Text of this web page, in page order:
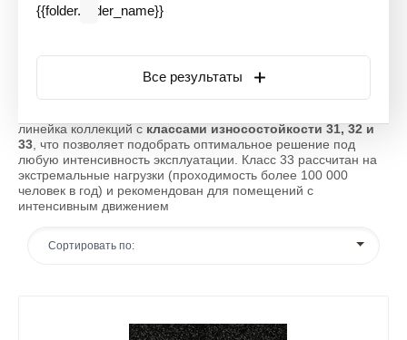
{{folder.folder_name}}
Все результаты
премиального сегмента, производимое в Нидерландах на
высокой и средней проходимостью: офисов, бизнес-центров,
гостиниц, ресторанов, торговых центров, кинотеатров и
линейка коллекций с классами износостойкости 31, 32 и
33 , что позволяет подобрать оптимальное решение под
любую интенсивность эксплуатации. Класс 33 рассчитан на
экстремальные нагрузки (проходимость более 100 000
человек в год) и рекомендован для помещений с
интенсивным движением
Сортировать по: